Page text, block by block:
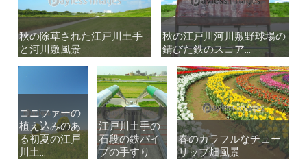
秋の除草された江戸川土手
と河川敷風景
秋の除草された江戸川土手
と河川敷風景
秋の江戸川河川敷野球場の
錆びた鉄のスコア...
秋の江戸川河川敷野球場の
錆びた鉄のスコア...
コニファーの
植え込みのあ
る初夏の江戸
川土...
コニファーの
植え込みのあ
る初夏の江戸
川土...
江戸川土手の
石段の鉄パイ
プの手すり
江戸川土手の
石段の鉄パイ
プの手すり
春のカラフルなチュー
リップ畑風景
春のカラフルなチュー
リップ畑風景